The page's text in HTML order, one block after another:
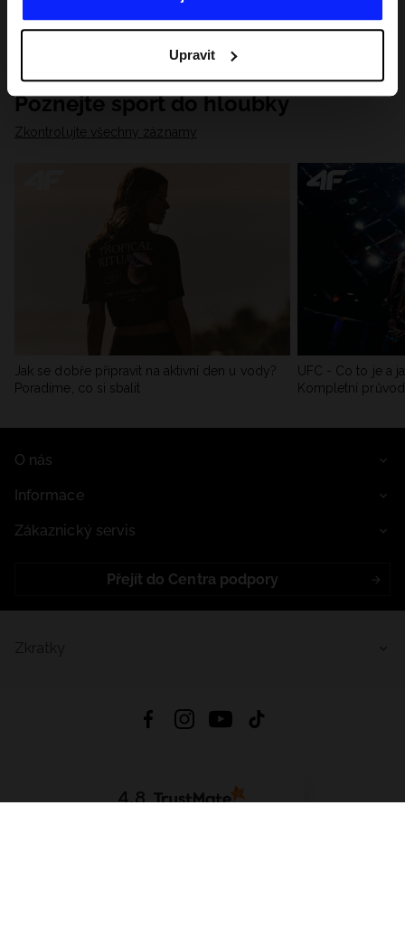
Upravit
Poznejte sport do hloubky
Zkontrolujte všechny záznamy
Jak se dobře připravit na aktivní den u vody?
Poradíme, co si sbalit
UFC - Co to je a
Kompletní
O nás
Informace
Zákaznický servis
Přejít do Centra podpory
4.8